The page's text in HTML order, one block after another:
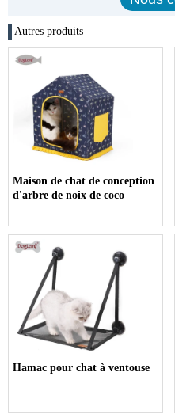
Autres produits
Maison de chat de conception
d'arbre de noix de coco
Hamac pour chat à ventouse